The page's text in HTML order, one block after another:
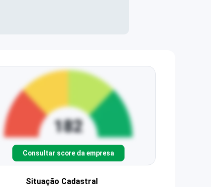
Consultar score da empresa
Situação Cadastral